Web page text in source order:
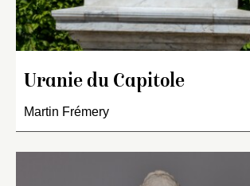
Uranie du Capitole
Martin Frémery